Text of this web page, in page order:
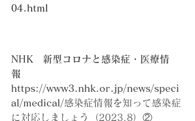
04.html
NHK　新型コロナと感染症・医療情
報
https://www3.nhk.or.jp/news/speci
al/medical/感染症情報を知って感染症
に対応しましょう（2023.8）②